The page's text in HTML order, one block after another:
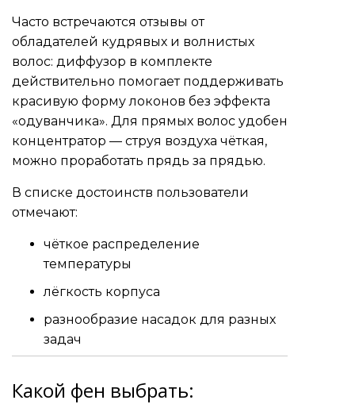
Часто встречаются отзывы от
обладателей кудрявых и волнистых
волос: диффузор в комплекте
действительно помогает поддерживать
красивую форму локонов без эффекта
«одуванчика». Для прямых волос удобен
концентратор — струя воздуха чёткая,
можно проработать прядь за прядью.
В списке достоинств пользователи
отмечают:
чёткое распределение
температуры
лёгкость корпуса
разнообразие насадок для разных
задач
Какой фен выбрать: